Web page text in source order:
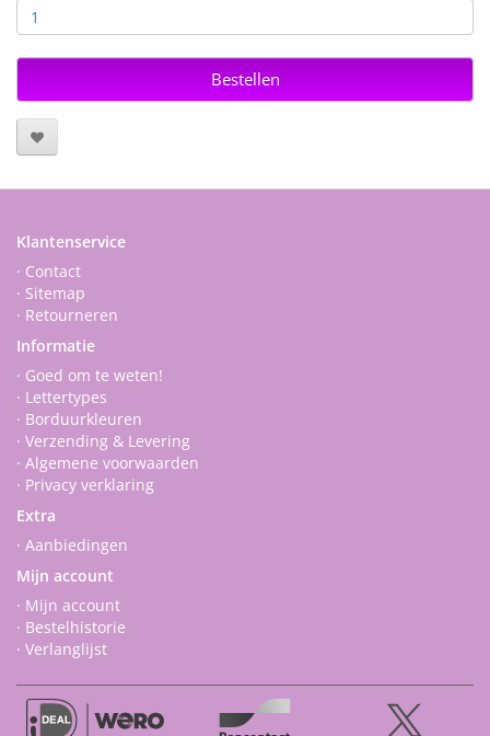
Bestellen
Klantenservice
· Contact
· Sitemap
· Retourneren
Informatie
· Goed om te weten!
· Lettertypes
· Borduurkleuren
· Verzending & Levering
· Algemene voorwaarden
· Privacy verklaring
Extra
· Aanbiedingen
Mijn account
· Mijn account
· Bestelhistorie
· Verlanglijst